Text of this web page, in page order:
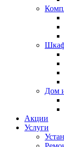
Дом
Акции
Услуги